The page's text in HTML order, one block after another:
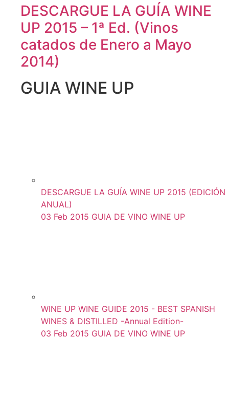
DESCARGUE LA GUÍA WINE
UP 2015 – 1ª Ed. (Vinos
catados de Enero a Mayo
2014)
GUIA WINE UP
DESCARGUE LA GUÍA WINE UP 2015 (EDICIÓN
ANUAL)
03 Feb 2015 GUIA DE VINO WINE UP
WINE UP WINE GUIDE 2015 - BEST SPANISH
WINES & DISTILLED -Annual Edition-
03 Feb 2015 GUIA DE VINO WINE UP